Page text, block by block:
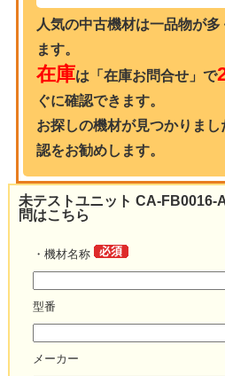
人気の中古機材は一品物が
ます。
在庫は「在庫お問合せ」で
ぐに確認できます。
お探しの機材が見つかりま
認をお勧めします。
未テストユニット CA-FB0016-
問はこちら
・機材名称
型番
メーカー